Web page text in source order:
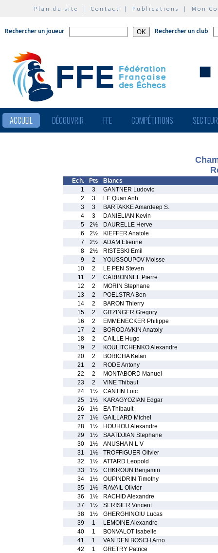
Plan du site | Contact | Publications | Mon
Rechercher un joueur Rechercher un club
ACCUEIL DÉCOUVRIR FFE COMPÉTITIONS
Ech. Pts
Blancs
1
3
GANTNER Ludovic
2
3
LE Quan Anh
3
3
BARTAKKE Amardeep S.
4
3
DANIELIAN Kevin
5
2½
DAURELLE Herve
6
2½
KIEFFER Anatole
7
2½
ADAM Etienne
8
2½
RISTESKI Emil
9
2
YOUSSOUPOV Moisse
10
2
LE PEN Steven
11
2
CARBONNEL Pierre
12
2
MORIN Stephane
13
2
POELSTRA Ben
14
2
BARON Thierry
15
2
GITZINGER Gregory
16
2
EMMENECKER Philippe
17
2
BORODAVKIN Anatoly
18
2
CAILLE Hugo
19
2
KOULITCHENKO Alexandre
20
2
BORICHA Ketan
21
2
RODE Antony
22
2
MONTABORD Manuel
23
2
VINE Thibaut
24
1½
CANTIN Loic
25
1½
KARAGYOZIAN Edgar
26
1½
EA Thibault
27
1½
GAILLARD Michel
28
1½
HOUHOU Alexandre
29
1½
SAATDJIAN Stephane
30
1½
ANUSHA N L V
31
1½
TROFFIGUER Olivier
32
1½
ATTARD Leopold
33
1½
CHKROUN Benjamin
34
1½
OUPINDRIN Timothy
35
1½
RAVAIL Olivier
36
1½
RACHID Alexandre
37
1½
SERISIER Vincent
38
1½
GHERGHINOIU Lucas
39
1
LEMOINE Alexandre
40
1
BONVALOT Isabelle
41
1
VAN DEN BOSCH Arno
42
1
GRETRY Patrice